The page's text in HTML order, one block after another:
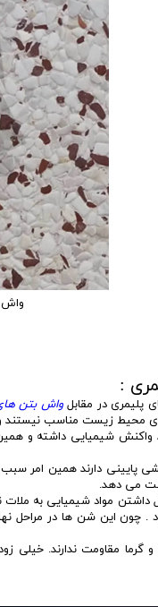
واش
:
پلیمری در مقابلواش بتن
محیط زیست مناسب
واکنش شیمیایی داشته و
پایینی دارند همین امر
می دهد.
داشتن مواد شیمیایی به
. چون این شن ها در مراحل
و گرما مقاومت ندارند.